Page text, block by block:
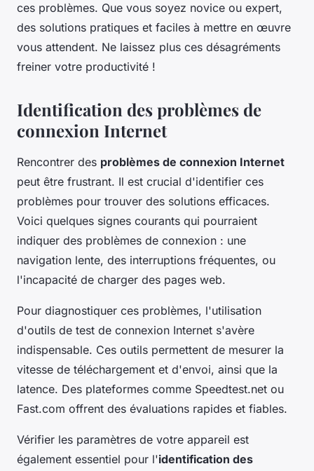
ces problèmes. Que vous soyez novice ou expert,
des solutions pratiques et faciles à mettre en œuvre
vous attendent. Ne laissez plus ces désagréments
freiner votre productivité !
Identification des problèmes de
connexion Internet
Rencontrer des problèmes de connexion Internet
peut être frustrant. Il est crucial d'identifier ces
problèmes pour trouver des solutions efficaces.
Voici quelques signes courants qui pourraient
indiquer des problèmes de connexion : une
navigation lente, des interruptions fréquentes, ou
l'incapacité de charger des pages web.
Pour diagnostiquer ces problèmes, l'utilisation
d'outils de test de connexion Internet s'avère
indispensable. Ces outils permettent de mesurer la
vitesse de téléchargement et d'envoi, ainsi que la
latence. Des plateformes comme Speedtest.net ou
Fast.com offrent des évaluations rapides et fiables.
Vérifier les paramètres de votre appareil est
également essentiel pour l'identification des